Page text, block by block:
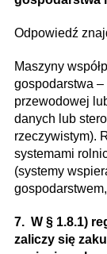
Odpowiedź
Maszyny
gospodarstwa
przewodowej
danych lub
rzeczywistym).
systemami
(systemy
7. W § 1.8.1)
zaliczy się